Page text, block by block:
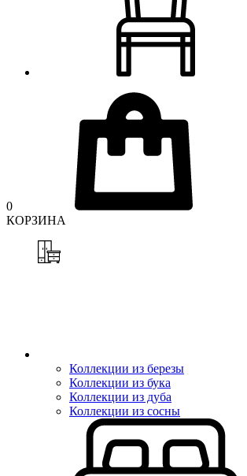
0
КОРЗИНА
Коллекции из березы
Коллекции из бука
Коллекции из дуба
Коллекции из сосны